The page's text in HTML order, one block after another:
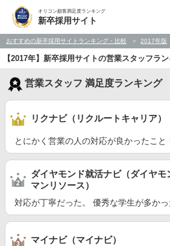
オリコン顧客満足度ランキング
新卒採用サイト
おすすめの新卒採用サイトランキング・比較 2017年版
【2017年】新卒採用サイトの営業スタッフラ
営業スタッフ 満足度ランキング
リクナビ（リクルートキャリア）
とにかく営業の人の対応が良かったこと
ダイヤモンド就活ナビ（ダイヤモ
マンリソース）
対応が丁寧だった。 優秀な学生が多かっ
マイナビ（マイナビ）